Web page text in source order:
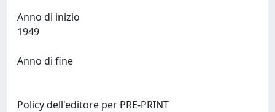
Anno di inizio
Anno di fine
Policy dell'editore per PRE-PRINT